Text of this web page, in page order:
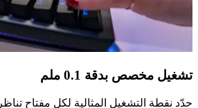
تشغيل مخصص بدقة 0.1 ملم
حدّد نقطة التشغيل المثالية لكل مفتاح